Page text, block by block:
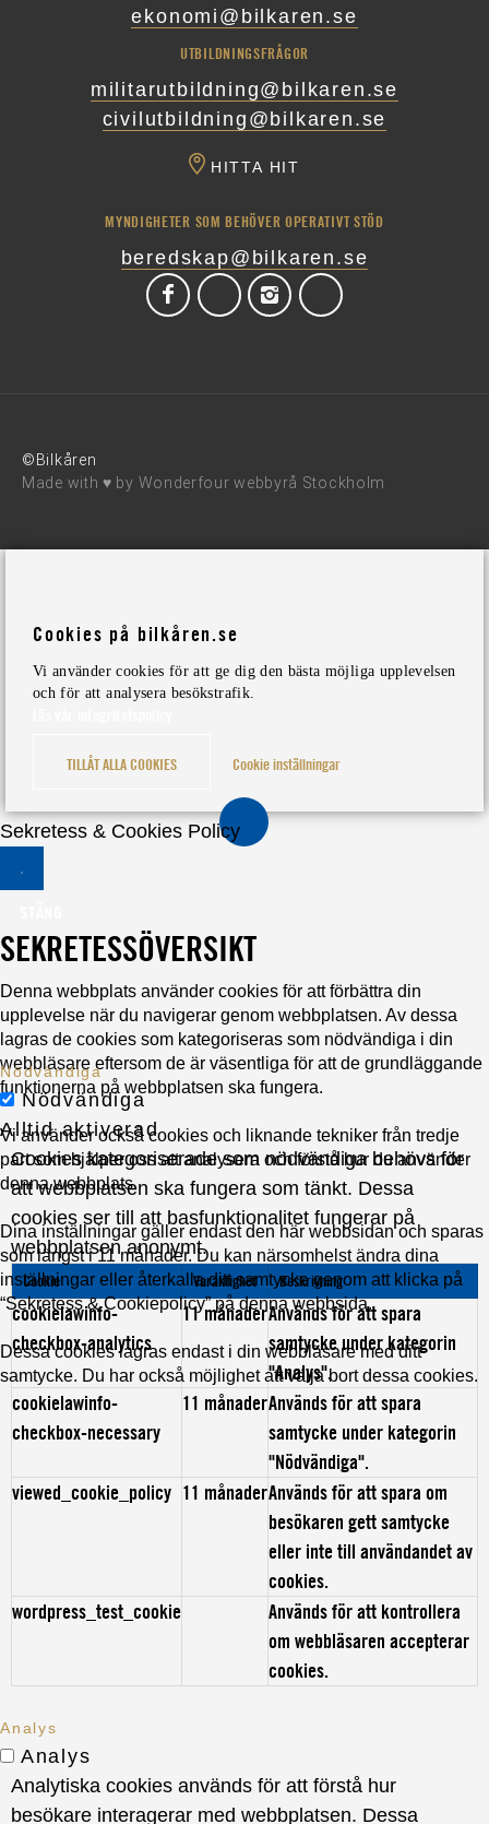
ekonomi@bilkaren.se
UTBILDNINGSFRÅGOR
militarutbildning@bilkaren.se
civilutbildning@bilkaren.se
HITTA HIT
MYNDIGHETER SOM BEHÖVER OPERATIVT STÖD
beredskap@bilkaren.se
©Bilkåren
Made with ♥ by Wonderfour webbyrå Stockholm
Cookies på bilkåren.se
Vi använder cookies för att ge dig den bästa möjliga upplevelsen
och för att analysera besökstrafik.
TILLÅT ALLA COOKIES Cookie inställningar
Sekretess & Cookies Policy
SEKRETESSÖVERSIKT
Denna webbplats använder cookies för att förbättra din
upplevelse när du navigerar genom webbplatsen. Av dessa
lagras de cookies som kategoriseras som nödvändiga i din
webbläsare eftersom de är väsentliga för att de grundläggande
funktionerna på webbplatsen ska fungera.
Vi använder också cookies och liknande tekniker från tredje
part som hjälper oss att analysera och förstå hur du använder
denna webbplats.
Dina inställningar gäller endast den här webbsidan och sparas
som längst i 11 månader. Du kan närsomhelst ändra dina
inställningar eller återkalla ditt samtycke genom att klicka på
“Sekretess & Cookiepolicy” på denna webbsida.
Dessa cookies lagras endast i din webbläsare med ditt
samtycke. Du har också möjlighet att välja bort dessa cookies.
Nödvändiga
Nödvändiga
Alltid aktiverad
Cookies kategoriserade som nödvändiga behövs för
att webbplatsen ska fungera som tänkt. Dessa
cookies ser till att basfunktionalitet fungerar på
webbplatsen anonymt.
Cookie Varaktighet Beskrivning
cookielawinfo-
checkbox-analytics
11 månaderAnvänds för att spara
samtycke under kategorin
"Analys".
cookielawinfo-
checkbox-necessary
11 månaderAnvänds för att spara
samtycke under kategorin
"Nödvändiga".
viewed_cookie_policy 11 månaderAnvänds för att spara om
besökaren gett samtycke
eller inte till användandet av
cookies.
wordpress_test_cookie
Används för att kontrollera
om webbläsaren accepterar
cookies.
Analys
Analys
Analytiska cookies används för att förstå hur
besökare interagerar med webbplatsen. Dessa